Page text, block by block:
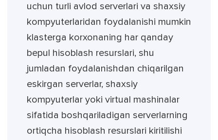
uchun turli avlod serverlari va shaxsiy
kompyuterlaridan foydalanishi mumkin
klasterga korxonaning har qanday
bepul hisoblash resurslari, shu
jumladan foydalanishdan chiqarilgan
eskirgan serverlar, shaxsiy
kompyuterlar yoki virtual mashinalar
sifatida boshqariladigan serverlarning
ortiqcha hisoblash resurslari kiritilishi